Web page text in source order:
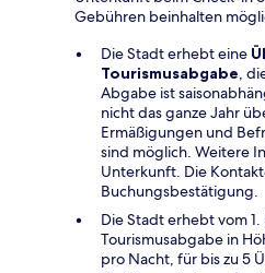
Gebühren beinhalten
Die Stadt erhebt eine
Tourismusabgabe,
Abgabe ist
nicht das ganze Jahr
Ermäßigungen und
sind möglich. Weitere
Unterkunft. Die
Buchungsbestätigung.
Die Stadt erhebt vom
Tourismusabgabe in
pro Nacht, für bis zu 5